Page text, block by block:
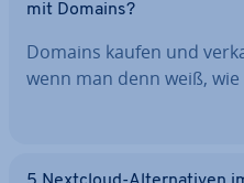
mit Domains?
Domains kaufen und
wenn man denn weiß,